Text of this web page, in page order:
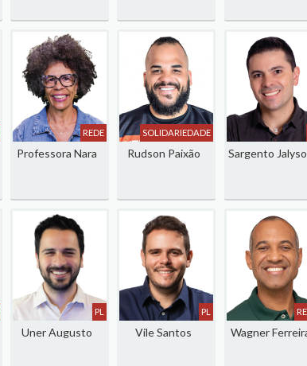
REDE
Professora Nara
SOLIDARIEDADE
Rudson Paixão Sargento
PL
Uner Augusto
PL
Vile Santos Wagner